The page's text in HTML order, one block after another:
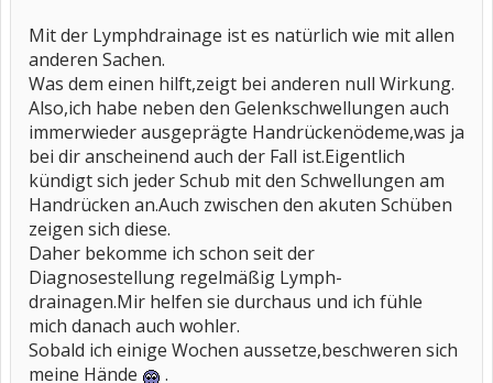
Mit der Lymphdrainage ist es natürlich wie mit allen
anderen Sachen.
Was dem einen hilft,zeigt bei anderen null Wirkung.
Also,ich habe neben den Gelenkschwellungen auch
immerwieder ausgeprägte Handrückenödeme,was ja
bei dir anscheinend auch der Fall ist.Eigentlich
kündigt sich jeder Schub mit den Schwellungen am
Handrücken an.Auch zwischen den akuten Schüben
zeigen sich diese.
Daher bekomme ich schon seit der
Diagnosestellung regelmäßig Lymph-
drainagen.Mir helfen sie durchaus und ich fühle
mich danach auch wohler.
Sobald ich einige Wochen aussetze,beschweren sich
meine Hände
.